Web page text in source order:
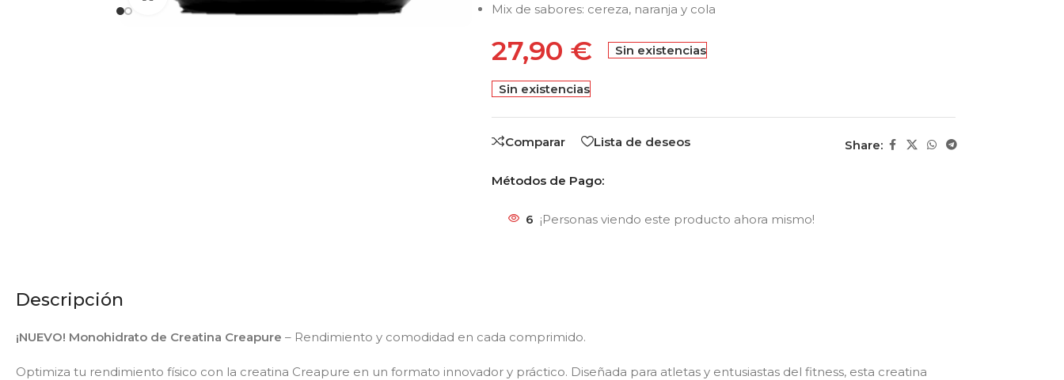
Mix de sabores: cereza, naranja y cola
27,90 € Sin existencias
Sin existencias
Comparar Lista de deseos Share:
Métodos de Pago:
6 ¡Personas viendo este producto ahora mismo!
Descripción
¡NUEVO! Monohidrato de Creatina Creapure – Rendimiento y comodidad en cada comprimido.
Optimiza tu rendimiento físico con la creatina Creapure en un formato innovador y práctico. Diseñada para atletas y entusiastas del fitness, esta creatina